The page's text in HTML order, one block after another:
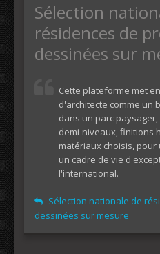
Sélection
résidences de
dessinées sur
Cette plateforme met
d'architecte comme un
dans un parc
demi-niveaux, finitions
matériaux choisis,
un cadre de vie
l'international.
Sélection nationale de
dessinées sur mesure